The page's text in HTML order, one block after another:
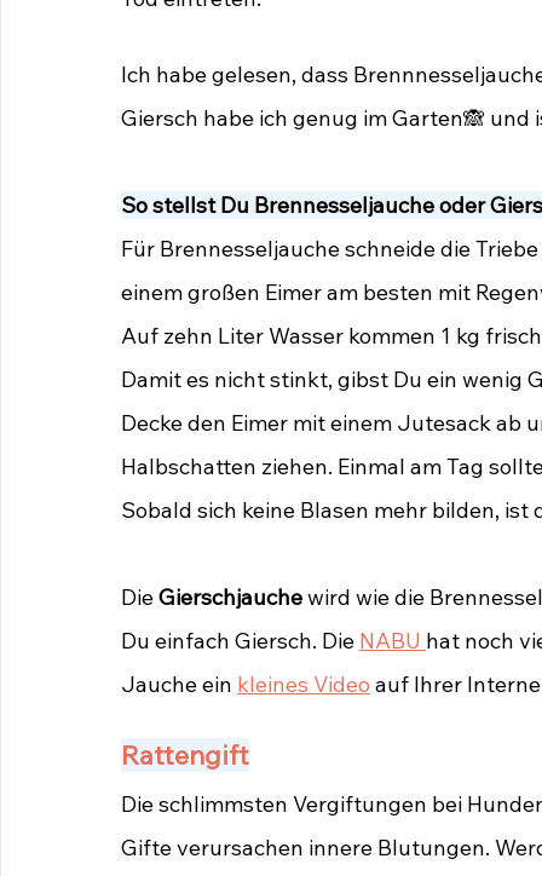
Ich habe gelesen, dass
Giersch habe ich genug im Garten🙈
So stellst Du Brennesseljauche oder
Für Brennesseljauche schneide die
einem großen Eimer am besten mit
Auf zehn Liter Wasser kommen 1 kg
Damit es nicht stinkt, gibst Du ein wenig
Decke den Eimer mit einem Jutesack ab
Halbschatten ziehen. Einmal am Tag
Sobald sich keine Blasen mehr bilden,
Die Gierschjauche wird wie die
Du einfach Giersch. Die NABU hat noch
Jauche ein kleines Video auf Ihrer
Rattengift
Die schlimmsten Vergiftungen bei
Gifte verursachen innere Blutungen.